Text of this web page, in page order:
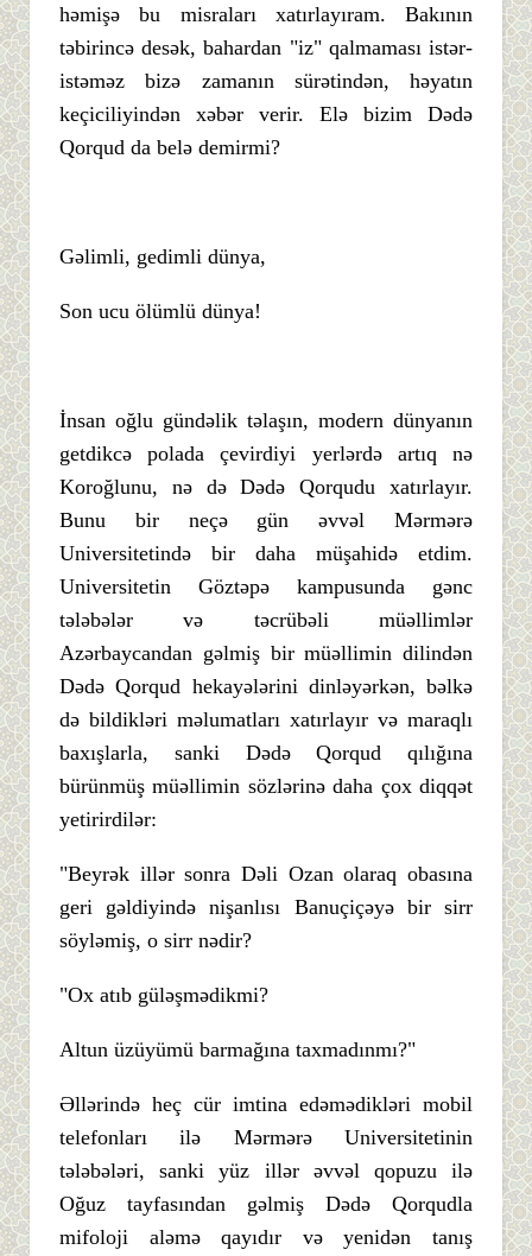
həmişə bu misraları xatırlayıram. Bakının
təbirincə desək, bahardan "iz" qalmaması istər-
istəməz bizə zamanın sürətindən, həyatın
keçiciliyindən xəbər verir. Elə bizim Dədə
Qorqud da belə demirmi?
Gəlimli, gedimli dünya,
Son ucu ölümlü dünya!
İnsan oğlu gündəlik təlaşın, modern dünyanın
getdikcə polada çevirdiyi yerlərdə artıq nə
Koroğlunu, nə də Dədə Qorqudu xatırlayır.
Bunu bir neçə gün əvvəl Mərmərə
Universitetində bir daha müşahidə etdim.
Universitetin Göztəpə kampusunda gənc
tələbələr və təcrübəli müəllimlər
Azərbaycandan gəlmiş bir müəllimin dilindən
Dədə Qorqud hekayələrini dinləyərkən, bəlkə
də bildikləri məlumatları xatırlayır və maraqlı
baxışlarla, sanki Dədə Qorqud qılığına
bürünmüş müəllimin sözlərinə daha çox diqqət
yetirirdilər:
"Beyrək illər sonra Dəli Ozan olaraq obasına
geri gəldiyində nişanlısı Banuçiçəyə bir sirr
söyləmiş, o sirr nədir?
"Ox atıb güləşmədikmi?
Altun üzüyümü barmağına taxmadınmı?"
Əllərində heç cür imtina edəmədikləri mobil
telefonları ilə Mərmərə Universitetinin
tələbələri, sanki yüz illər əvvəl qopuzu ilə
Oğuz tayfasından gəlmiş Dədə Qorqudla
mifoloji aləmə qayıdır və yenidən tanış